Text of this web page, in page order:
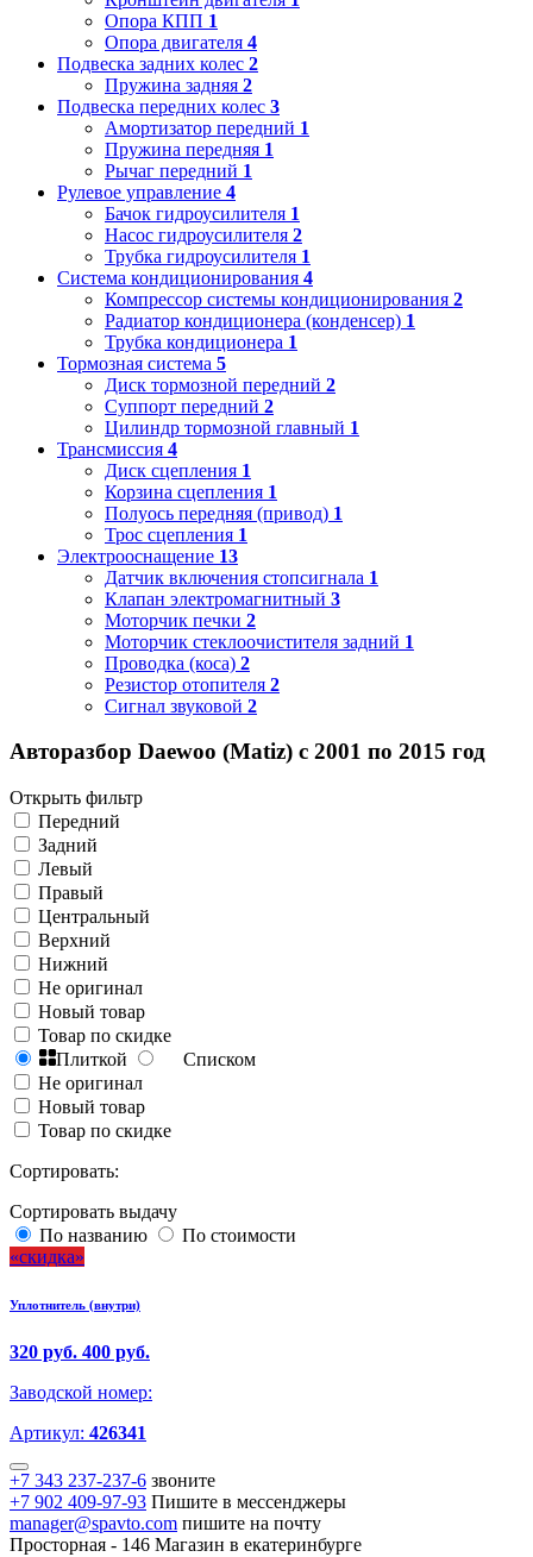
Опора КПП 1
Опора двигателя 4
Подвеска задних колес 2
Пружина задняя 2
Подвеска передних колес 3
Амортизатор передний 1
Пружина передняя 1
Рычаг передний 1
Рулевое управление 4
Бачок гидроусилителя 1
Насос гидроусилителя 2
Трубка гидроусилителя 1
Система кондиционирования 4
Компрессор системы кондиционирования 2
Радиатор кондиционера (конденсер) 1
Трубка кондиционера 1
Тормозная система 5
Диск тормозной передний 2
Суппорт передний 2
Цилиндр тормозной главный 1
Трансмиссия 4
Диск сцепления 1
Корзина сцепления 1
Полуось передняя (привод) 1
Трос сцепления 1
Электрооснащение 13
Датчик включения стопсигнала 1
Клапан электромагнитный 3
Моторчик печки 2
Моторчик стеклоочистителя задний 1
Проводка (коса) 2
Резистор отопителя 2
Сигнал звуковой 2
Авторазбор Daewoo (Matiz) с 2001 по 2015 год
Открыть фильтр
Передний
Задний
Левый
Правый
Центральный
Верхний
Нижний
Не оригинал
Новый товар
Товар по скидке
Плиткой
Списком
Не оригинал
Новый товар
Товар по скидке
Сортировать:
Сортировать выдачу
По названию
По стоимости
скидка
Уплотнитель (внутри)
320 руб. 400 руб.
Заводской номер:
Артикул: 426341
+7 343 237-237-6 звоните
+7 902 409-97-93 Пишите в мессенджеры
manager@spavto.com пишите на почту
Просторная - 146 Магазин в екатеринбурге